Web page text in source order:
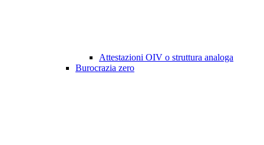
Attestazioni OIV o struttura analoga
Burocrazia zero